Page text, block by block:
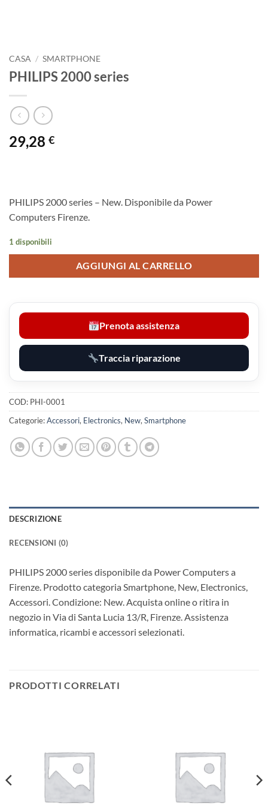
CASA / SMARTPHONE
PHILIPS 2000 series
29,28 €
PHILIPS 2000 series – New. Disponibile da Power
Computers Firenze.
1 disponibili
AGGIUNGI AL CARRELLO
Prenota assistenza
Traccia riparazione
COD: PHI-0001
Categorie:Accessori, Electronics, New, Smartphone
DESCRIZIONE
RECENSIONI (0)
PHILIPS 2000 series disponibile da Power Computers a
Firenze. Prodotto categoria Smartphone, New, Electronics,
Accessori. Condizione: New. Acquista online o ritira in
negozio in Via di Santa Lucia 13/R, Firenze. Assistenza
informatica, ricambi e accessori selezionati.
PRODOTTI CORRELATI